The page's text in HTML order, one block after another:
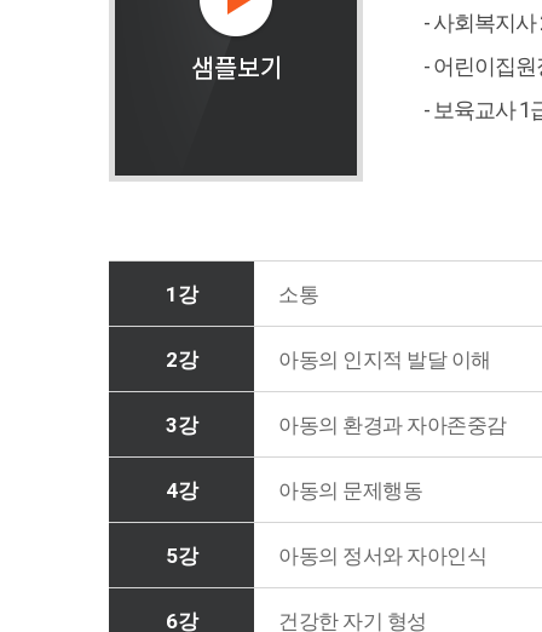
- 사회복지사
- 어린이집원
- 보육교사 1
1강 소통
2강 아동의 인지적 발달 이해
3강 아동의 환경과 자아존중감
4강 아동의 문제행동
5강 아동의 정서와 자아인식
6강 건강한 자기 형성